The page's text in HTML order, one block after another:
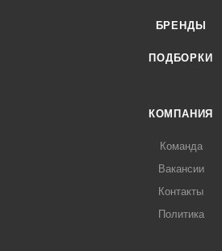
БРЕНДЫ
ПОДБОРКИ
КОМПАНИЯ
Команда
Вакансии
Контакты
Политика